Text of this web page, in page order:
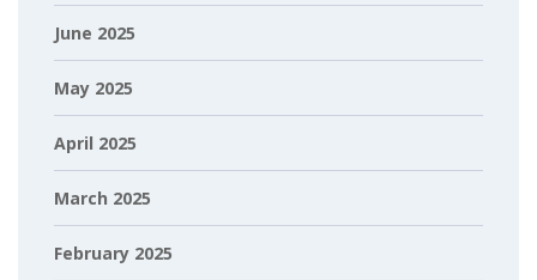
June 2025
May 2025
April 2025
March 2025
February 2025